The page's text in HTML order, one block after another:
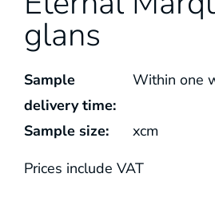
glans
Sample
delivery time:
Within one
Sample size: xcm
Prices include VAT